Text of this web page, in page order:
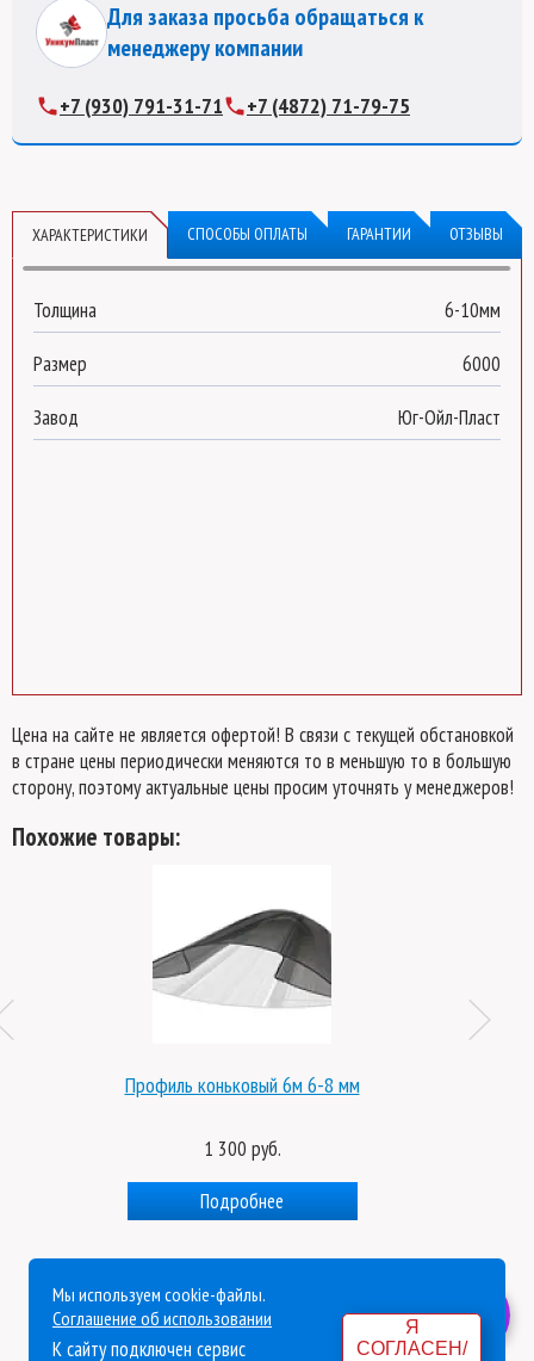
Мы используем cookie-файлы.
Соглашение об использовании
К сайту подключен сервис
Я
СОГЛАСЕН/
Для заказа просьба обращаться к
менеджеру компании
+7 (930) 791-31-71 +7 (4872) 71-79-75
ХАРАКТЕРИСТИКИ СПОСОБЫ ОПЛАТЫ ГАРАНТИИ ОТЗЫВЫ
Толщина 6-10мм
Размер 6000
Завод Юг-Ойл-Пласт
Цена на сайте не является офертой! В связи с текущей обстановкой
в стране цены периодически меняются то в меньшую то в большую
сторону, поэтому актуальные цены просим уточнять у менеджеров!
Похожие товары:
Профиль коньковый 6м 6-8 мм
1 300 руб.
Подробнее
Политика конфиденциальности
Согласие на обработку персональных данных